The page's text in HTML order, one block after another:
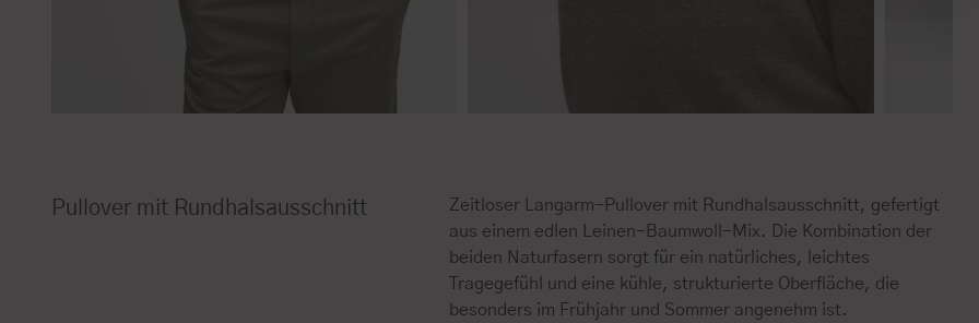
Pullover mit Rundhalsausschnitt
Zeitloser Langarm-Pullover mit Rundhalsausschnitt, gefertigt
aus einem edlen Leinen-Baumwoll-Mix. Die Kombination der
beiden Naturfasern sorgt für ein natürliches, leichtes
Tragegefühl und eine kühle, strukturierte Oberfläche, die
besonders im Frühjahr und Sommer angenehm ist.